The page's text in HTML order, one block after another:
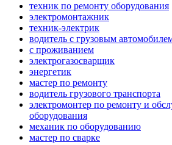
техник по ремонту оборудования
электромонтажник
техник-электрик
водитель с грузовым
с проживанием
электрогазосварщик
энергетик
мастер по ремонту
водитель грузового транспорта
электромонтер по ремонту и
оборудования
механик по оборудованию
мастер по сварке